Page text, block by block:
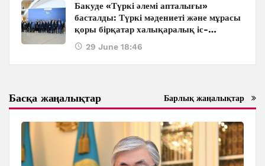
Бакуде «Түркі әлемі апталығы»
басталды: Түркі мәдениеті және мұрасы
қоры бірқатар халықаралық іс-
шараларды ұйымдастырады
29 June 18:46
Басқа жаңалықтар Барлық жаңалықтар